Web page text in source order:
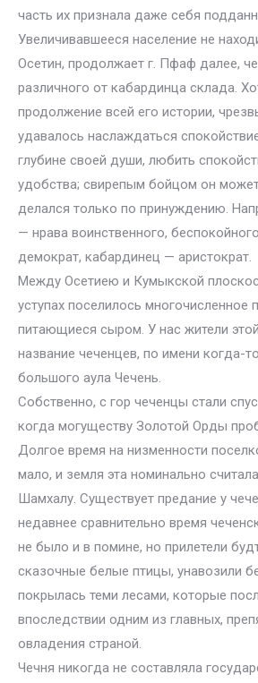
часть их признала даже себя
Увеличивавшееся население не
Осетин, продолжает г. Пфаф далее,
различного от кабардинца склада.
продолжение всей его истории,
удавалось наслаждаться
глубине своей души, любить
удобства; свирепым бойцом он
делался только по принуждению.
— нрава воинственного,
демократ, кабардинец — аристократ.
Между Осетиею и Кумыкской
уступах поселилось многочисленное
питающиеся сыром. У нас жители
название чеченцев, по имени когда-
большого аула Чечень.
Собственно, с гор чеченцы стали
когда могуществу Золотой Орды
Долгое время на низменности
мало, и земля эта номинально
Шамхалу. Существует предание у
недавнее сравнительно время
не было и в помине, но прилетели
сказочные белые птицы, унавозили
покрылась теми лесами, которые
впоследствии одним из главных,
овладения страной.
Чечня никогда не составляла